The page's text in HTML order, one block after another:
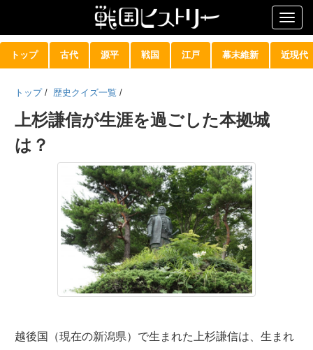
トップ 古代 源平 戦国 江戸 幕末維新 近現代
トップ / 歴史クイズ一覧 /
上杉謙信が生涯を過ごした本拠城
は？
越後国（現在の新潟県）で生まれた上杉謙信は、生まれ